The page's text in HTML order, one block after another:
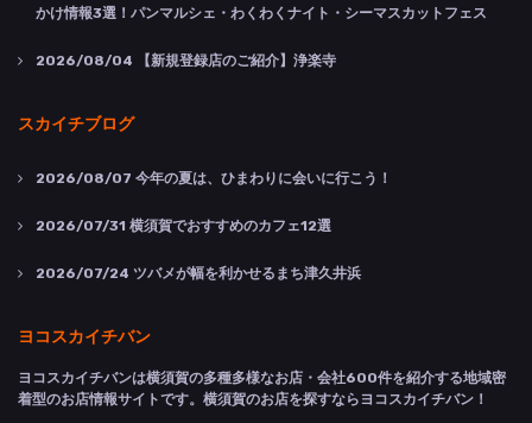
かけ情報3選！パンマルシェ・わくわくナイト・シーマスカットフェス
2026/08/04 【新規登録店のご紹介】浄楽寺
スカイチブログ
2026/08/07 今年の夏は、ひまわりに会いに行こう！
2026/07/31 横須賀でおすすめのカフェ12選
2026/07/24 ツバメが幅を利かせるまち津久井浜
ヨコスカイチバン
ヨコスカイチバンは横須賀の多種多様なお店・会社600件を紹介する地域密
着型のお店情報サイトです。横須賀のお店を探すならヨコスカイチバン！